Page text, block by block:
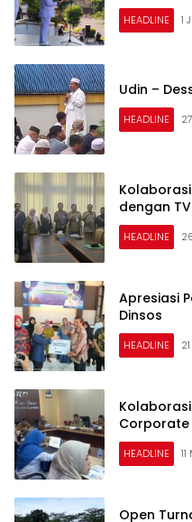
HEADLINE 1
Udin –
HEADLINE
dengan
HEADLINE
Apresiasi
Dinsos
HEADLINE
Corporate
HEADLINE
Open